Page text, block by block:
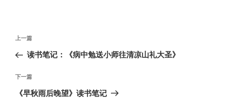
文
导
航
上
一
文
章
上一篇
读书笔记：《病中勉送小师往清凉山礼大圣》
下
一
下一篇
《早秋雨后晚望》读书笔记